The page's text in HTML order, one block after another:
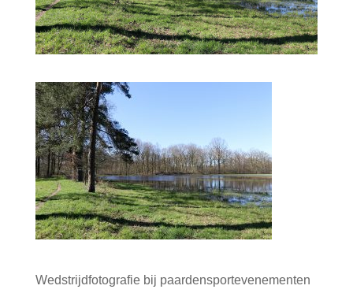
Wedstrijdfotografie bij paardensportevenementen